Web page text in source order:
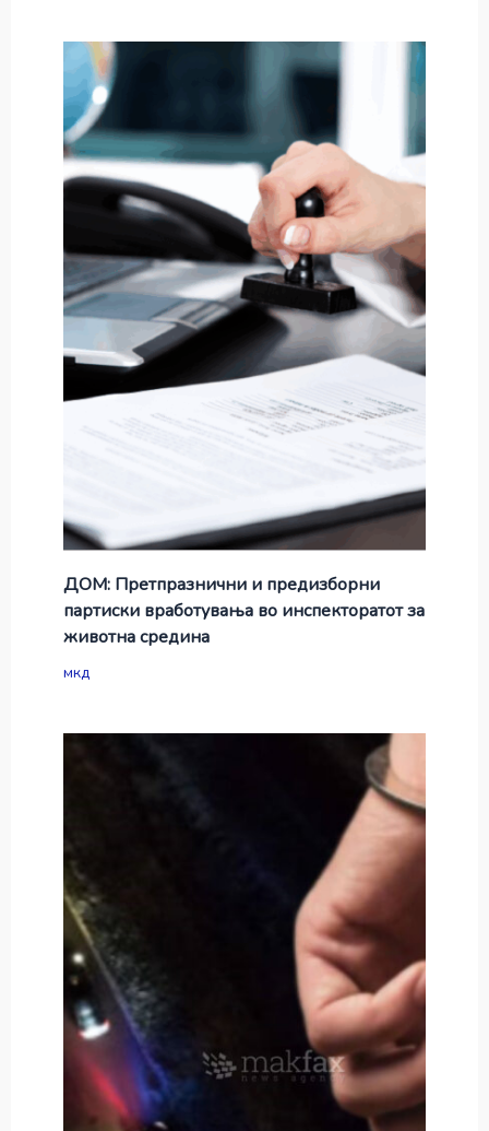
ДОМ: Претпразнични и предизборни
партиски вработувања во инспекторатот за
животна средина
мкд